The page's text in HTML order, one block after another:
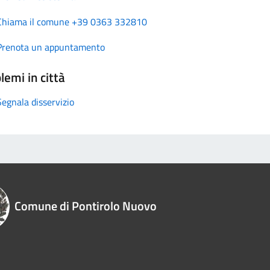
il comune +39 0363 332810
un appuntamento
in città
disservizio
Comune di Pontirolo Nuovo